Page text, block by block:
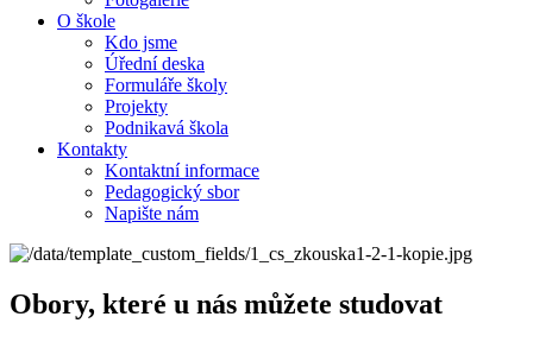
O škole
Kdo jsme
Úřední deska
Formuláře školy
Projekty
Podnikavá škola
Kontakty
Kontaktní informace
Pedagogický sbor
Napište nám
Obory, které u nás můžete studovat